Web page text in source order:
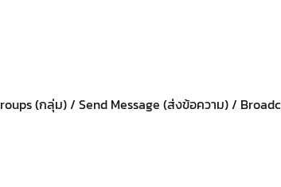
(กลุ่ม) / Send Message (ส่งข้อความ) /